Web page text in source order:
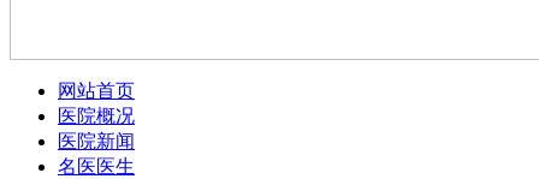
网站首页
医院概况
医院新闻
名医医生